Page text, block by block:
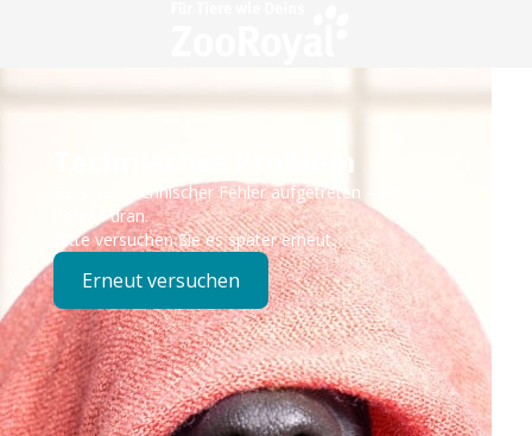
Technisches Problem
Es ist ein technischer Fehler aufgetreten – wir sind
bereits dran.
Bitte versuchen Sie es später erneut.
Erneut versuchen